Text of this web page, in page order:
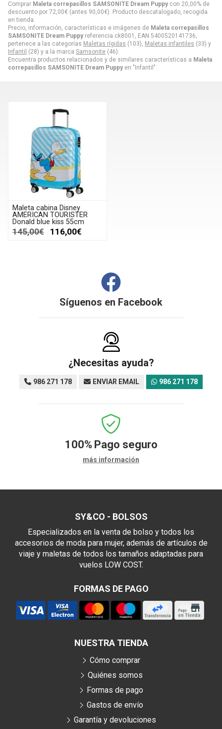
Comprar Maleta correpasillos SAMSONITE Dream Puppy con 20,00% de
descuento por 72,00€ (antes 90,00€). Producto descatalogado, recogida
en tienda.
Precio, información, características e imágenes de Maleta correpasillos
SAMSONITE Dream Puppy referencia ck8001, EAN 5400520141736,
pertenece a las categorías Maletas rígidas (103), Maletas infantiles (33) y
Infantil (28) y a la marca Samsonite (46).
Encuentra productos relacionados y de similares características a Maleta
correpasillos SAMSONITE Dream Puppy en "Infantil".
Maleta cabina Disney
AMERICAN TOURISTER
Donald blue kiss 55cm
145,00€ 116,00€
Síguenos en Facebook
¿Necesitas ayuda?
986 271 178 ENVIAR EMAIL 986 271 178
100% Pago seguro
más información
SY&CO - BOLSOS
Especializados en la venta de bolso y todos los
accesorios de moda para mujer, además de artículos de
viaje y maletas de todos los tamaños adaptadas para
vuelos LOW COST.
FORMAS DE PAGO
NUESTRA TIENDA
Cómo comprar
Quiénes somos
Formas de pago
Gastos de envío
Garantía y devoluciones